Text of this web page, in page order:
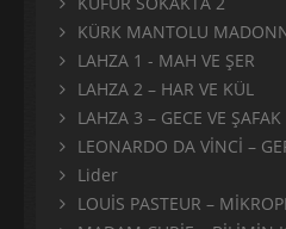
KÜRK MANTOLU
LAHZA 1 - MAH VE ŞER
LAHZA 2 – HAR VE KÜL
LAHZA 3 – GECE VE ŞAFAK
LEONARDO DA VİNCİ –
Lider
LOUİS PASTEUR –